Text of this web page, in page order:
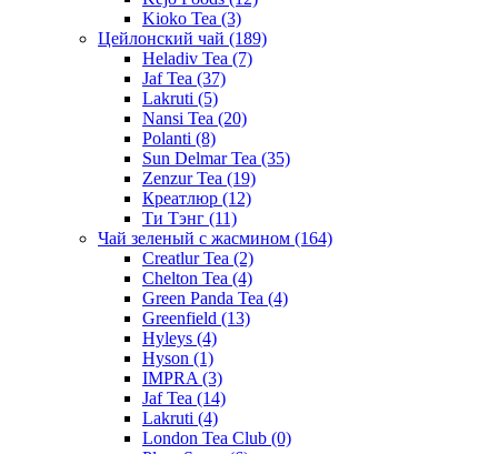
Kioko Tea (3)
Цейлонский чай (189)
Heladiv Tea (7)
Jaf Tea (37)
Lakruti (5)
Nansi Tea (20)
Polanti (8)
Sun Delmar Tea (35)
Zenzur Tea (19)
Креатлюр (12)
Ти Тэнг (11)
Чай зеленый с жасмином (164)
Creatlur Tea (2)
Chelton Tea (4)
Green Panda Tea (4)
Greenfield (13)
Hyleys (4)
Hyson (1)
IMPRA (3)
Jaf Tea (14)
Lakruti (4)
London Tea Club (0)